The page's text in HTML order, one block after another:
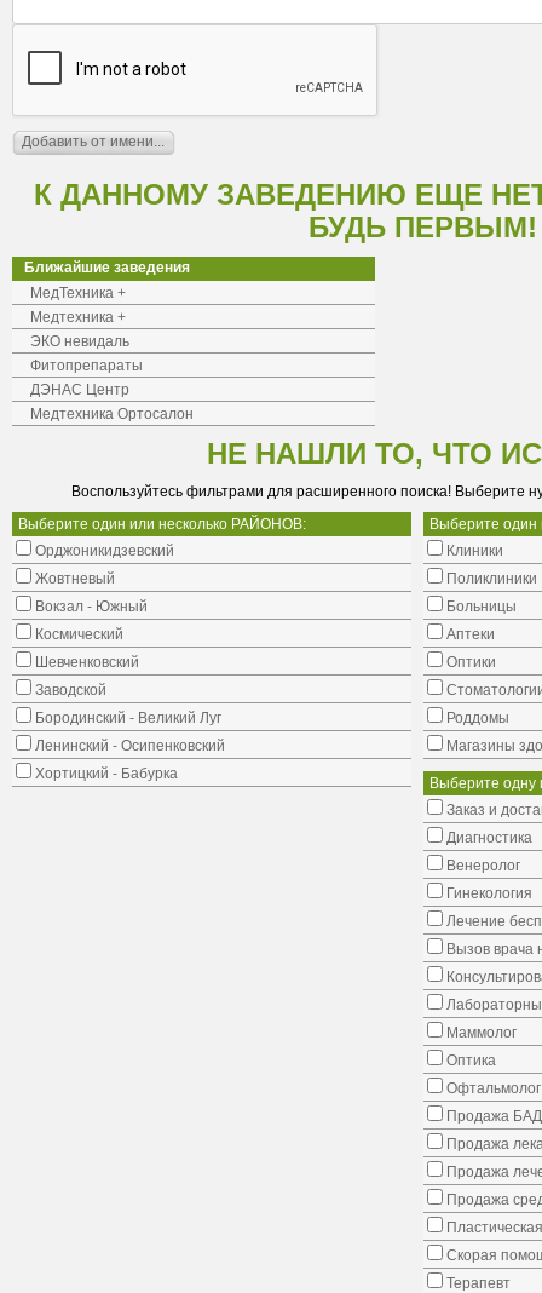
К ДАННОМУ ЗАВЕДЕНИЮ ЕЩЕ
БУДЬ ПЕРВЫМ!
Ближайшие заведения
МедТехника +
Медтехника +
ЭКО невидаль
Фитопрепараты
ДЭНАС Центр
Медтехника Ортосалон
НЕ НАШЛИ ТО, ЧТО
Воспользуйтесь фильтрами для расширенного поиска! Выберите
Выберите один или несколько РАЙОНОВ:
Орджоникидзевский
Жовтневый
Вокзал - Южный
Космический
Шевченковский
Заводской
Бородинский - Великий Луг
Ленинский - Осипенковский
Хортицкий - Бабурка
Выберите
Клиники
Поликлиники
Больницы
Аптеки
Оптики
Роддомы
Магазины
Выберите одну
Заказ и
Диагностика
Венеролог
Гинекология
Лечение
Вызов врача
Маммолог
Оптика
Офтальмолог
Продажа
Продажа
Продажа
Продажа
Скорая
Терапевт